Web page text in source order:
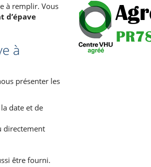
à remplir. Vous
d’épave
à
présenter les
date et de
directement
être fourni.